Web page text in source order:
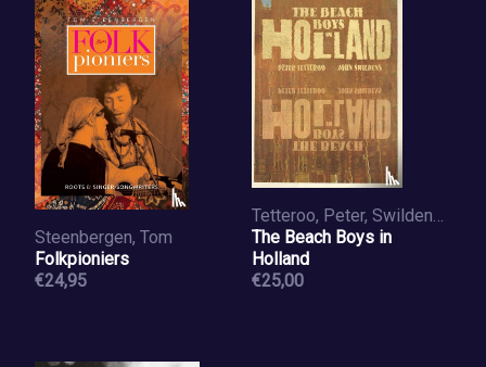
Steenbergen, Tom
Folkpioniers
€24,95
Tetteroo, Peter, Swildens, John
The Beach Boys in
Holland
€25,00